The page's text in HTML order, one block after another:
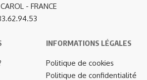
- FRANCE
INFORMATIONS LÉGALES
Politique de cookies
Politique de confidentialité